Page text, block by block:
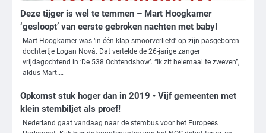
Deze tijger is wel te temmen – Mart Hoogkamer
‘gesloopt’ van eerste gebroken nachten met baby!
Mart Hoogkamer was ‘in één klap smoorverliefd’ op zijn pasgeboren
dochtertje Logan Nová. Dat vertelde de 26-jarige zanger
vrijdagochtend in ‘De 538 Ochtendshow’. “Ik zit helemaal te zweven”,
aldus Mart.…
Opkomst stuk hoger dan in 2019 • Vijf gemeenten met
klein stembiljet als proef!
Nederland gaat vandaag naar de stembus voor het Europees
3
Reiner, gearresteerd na dood ouders
Ms. Army Girl